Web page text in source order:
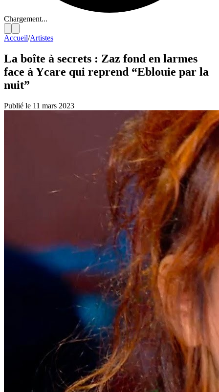
Chargement...
Accueil/Artistes
La boîte à secrets : Zaz fond en larmes
face à Ycare qui reprend “Eblouie par la
nuit”
Publié le 11 mars 2023